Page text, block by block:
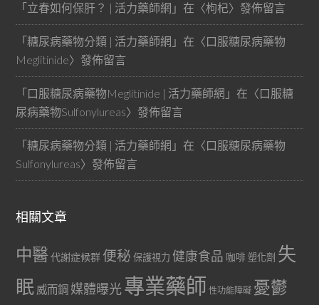
「立春如何保肝？ | 活力藥師網 」在〈枸杞〉發佈留言
「糖尿病藥物分類 | 活力藥師網 」在〈口服糖尿病藥物
Meglitinide〉發佈留言
「口服糖尿病藥物Meglitinide | 活力藥師網 」在〈口服糖
尿病藥物Sulfonylureas〉發佈留言
「糖尿病藥物分類 | 活力藥師網 」在〈口服糖尿病藥物
Sulfonylureas〉發佈留言
相關文章
中醫代謝症候群 便秘 保護視力 健康食品 咖啡 塑化劑 失
眠 威而鋼 媒體曝光專業藥師 性功能障礙 憂鬱